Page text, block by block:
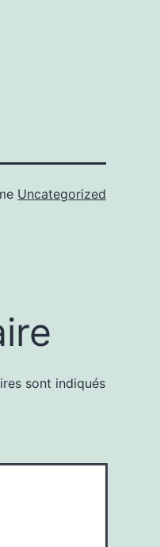
Uncategorized
sont indiqués